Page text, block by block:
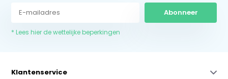
Abonneer
* Lees hier de wettelijke beperkingen
Klantenservice